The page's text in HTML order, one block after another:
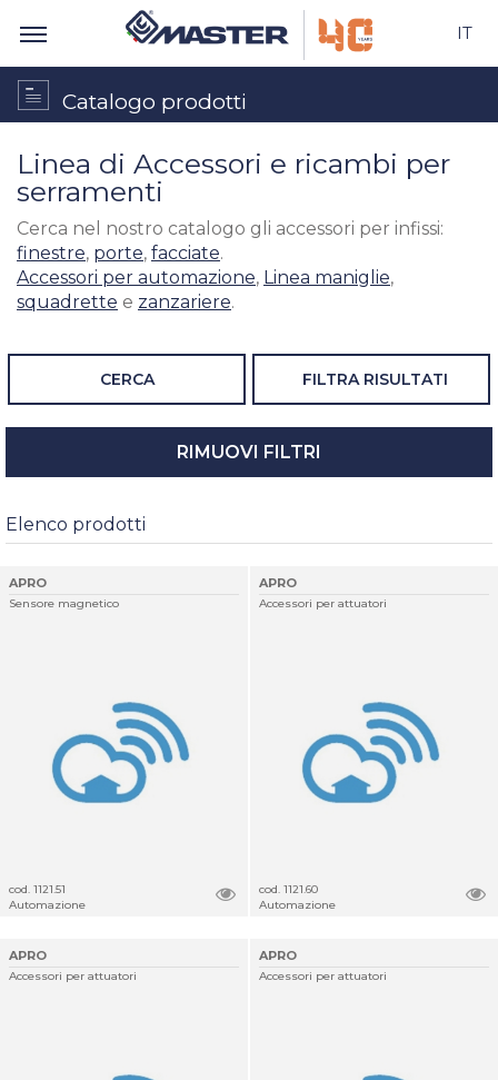
IT
Catalogo prodotti
Linea di Accessori e ricambi per
serramenti
Cerca nel nostro catalogo gli accessori per infissi:
finestre, porte, facciate.
Accessori per automazione, Linea maniglie,
squadrette e zanzariere.
CERCA FILTRA RISULTATI
RIMUOVI FILTRI
Elenco prodotti
APRO
Sensore magnetico
cod. 1121.51
Automazione
APRO
Accessori per attuatori
cod. 1121.60
Automazione
APRO
Accessori per attuatori
APRO
Accessori per attuatori